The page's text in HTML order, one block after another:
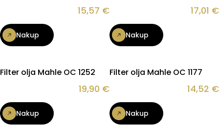
15,57 €
Nakup
17,01 €
Nakup
Filter olja Mahle OC 1252
19,90 €
Nakup
Filter olja Mahle OC 1177
14,52 €
Nakup